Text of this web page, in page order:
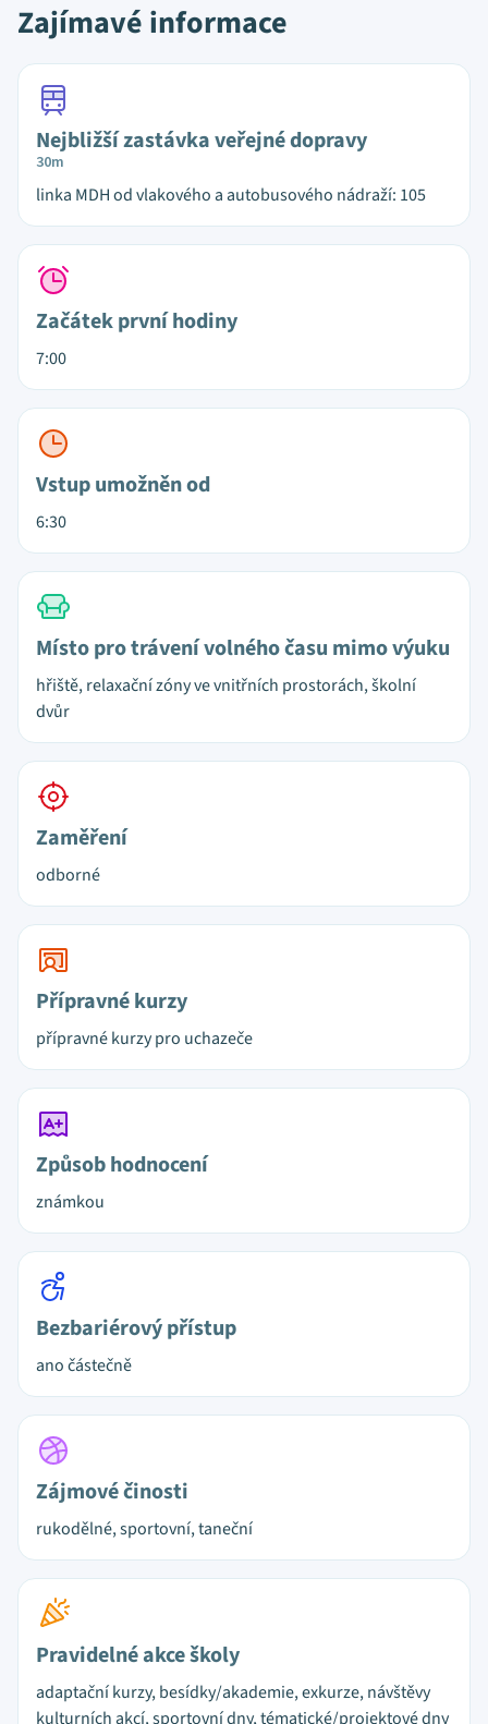
Zajímavé informace
Nejbližší zastávka veřejné dopravy
30m
linka MDH od vlakového a autobusového nádraží: 105
Začátek první hodiny
7:00
Vstup umožněn od
6:30
Místo pro trávení volného času mimo výuku
hřiště, relaxační zóny ve vnitřních prostorách, školní
dvůr
Zaměření
odborné
Přípravné kurzy
přípravné kurzy pro uchazeče
Způsob hodnocení
známkou
Bezbariérový přístup
ano částečně
Zájmové činosti
rukodělné, sportovní, taneční
Pravidelné akce školy
adaptační kurzy, besídky/akademie, exkurze, návštěvy
kulturních akcí, sportovní dny, tématické/projektové dny